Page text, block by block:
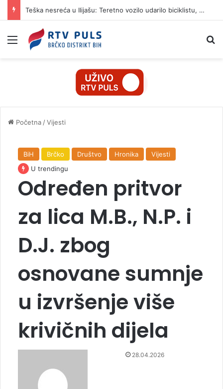
Teška nesreća u Ilijašu: Teretno vozilo udarilo biciklistu, 75-godišnjak zadržan u bolnici
Izbornik
Početna /Vijesti
BiH Brčko Društvo Hronika
Vijesti
U trendingu
Određen pritvor
za lica M.B., N.P. i
D.J. zbog
osnovane sumnje
u izvršenje više
krivičnih dijela
28.04.2026